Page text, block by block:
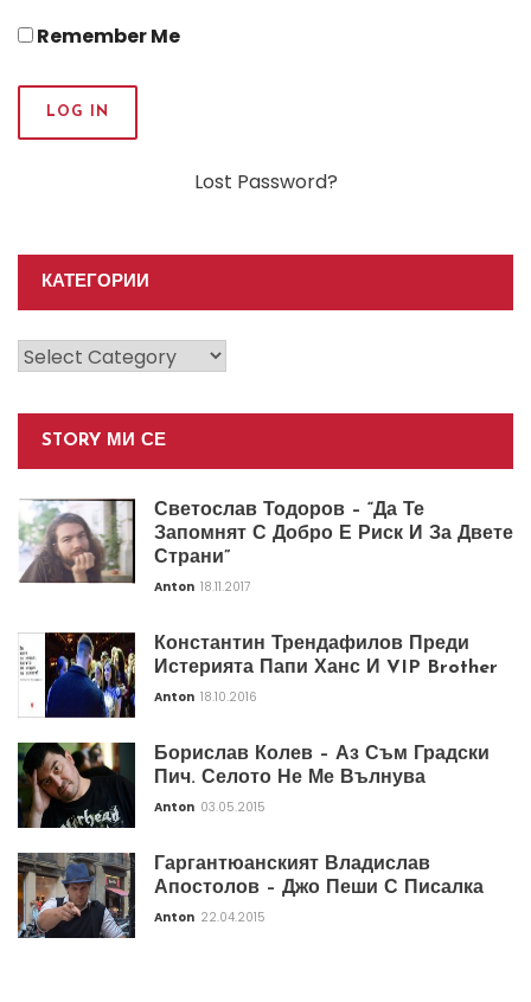
Remember Me
Lost Password?
КАТЕГОРИИ
Категории
STORY МИ СЕ
Светослав Тодоров – “Да Те
Запомнят С Добро Е Риск И За Двете
Страни”
Anton 18.11.2017
Константин Трендафилов Преди
Истерията Папи Ханс И VIP Brother
Anton 18.10.2016
Борислав Колев – Аз Съм Градски
Пич. Селото Не Ме Вълнува
Anton 03.05.2015
Гаргантюанският Владислав
Апостолов – Джо Пеши С Писалка
Anton 22.04.2015